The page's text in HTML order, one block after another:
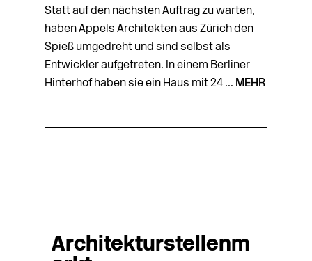
Statt auf den nächsten Auftrag zu warten,
haben Appels Architekten aus Zürich den
Spieß umgedreht und sind selbst als
Entwickler aufgetreten. In einem Berliner
Hinterhof haben sie ein Haus mit 24 ... MEHR
Architekturstellenm